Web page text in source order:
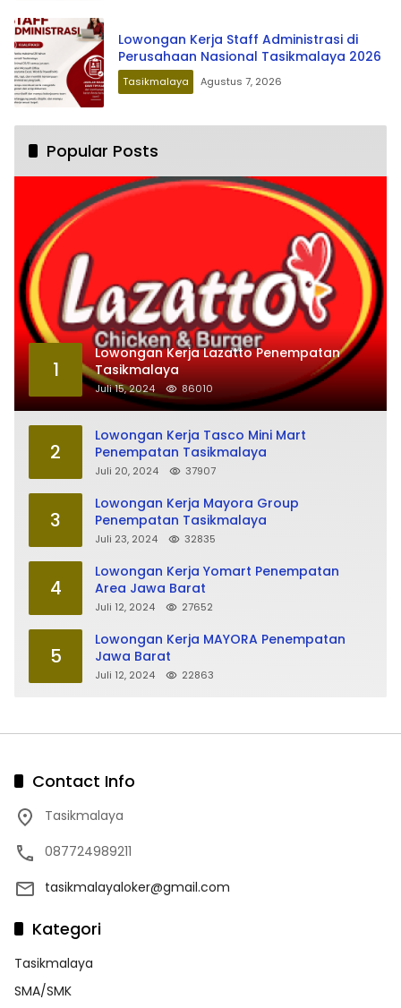
Lowongan Kerja Staff Administrasi di
Perusahaan Nasional Tasikmalaya 2026
Tasikmalaya Agustus 7, 2026
Popular Posts
1
Lowongan Kerja Lazatto Penempatan
Tasikmalaya
Juli 15, 2024 86010
2
Lowongan Kerja Tasco Mini Mart
Penempatan Tasikmalaya
Juli 20, 2024 37907
3
Lowongan Kerja Mayora Group
Penempatan Tasikmalaya
Juli 23, 2024 32835
4
Lowongan Kerja Yomart Penempatan
Area Jawa Barat
Juli 12, 2024 27652
5
Lowongan Kerja MAYORA Penempatan
Jawa Barat
Juli 12, 2024 22863
Contact Info
Tasikmalaya
087724989211
tasikmalayaloker@gmail.com
Kategori
Tasikmalaya
SMA/SMK